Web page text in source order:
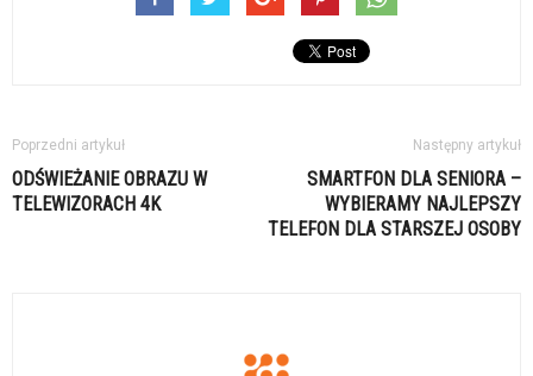
Poprzedni artykuł
ODŚWIEŻANIE OBRAZU W
TELEWIZORACH 4K
Następny artykuł
SMARTFON DLA SENIORA –
WYBIERAMY NAJLEPSZY
TELEFON DLA STARSZEJ OSOBY